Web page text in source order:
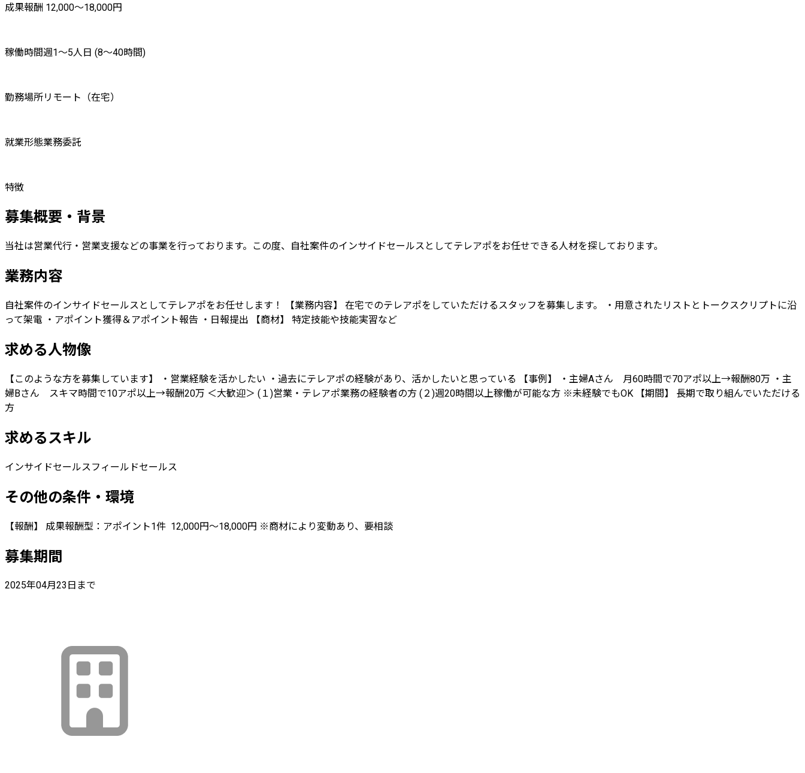
成果報酬 12,000〜18,000円
稼働時間週1〜5人日 (8〜40時間)
勤務場所リモート（在宅）
就業形態業務委託
特徴
募集概要・背景
当社は営業代行・営業支援などの事業を行っております。この度、自社案件のインサイドセールスとしてテレアポをお任せできる人材を探しております。
業務内容
自社案件のインサイドセールスとしてテレアポをお任せします！ 【業務内容】 在宅でのテレアポをしていただけるスタッフを募集します。 ・用意されたリストとトークスクリプトに沿
って架電 ・アポイント獲得＆アポイント報告 ・日報提出 【商材】 特定技能や技能実習など
求める人物像
【このような方を募集しています】 ・営業経験を活かしたい ・過去にテレアポの経験があり、活かしたいと思っている 【事例】 ・主婦Aさん 月60時間で70アポ以上→報酬80万 ・主
婦Bさん スキマ時間で10アポ以上→報酬20万 ＜大歓迎＞ (１)営業・テレアポ業務の経験者の方 (２)週20時間以上稼働が可能な方 ※未経験でもOK 【期間】 長期で取り組んでいただける
方
求めるスキル
インサイドセールス フィールドセールス
その他の条件・環境
【報酬】 成果報酬型：アポイント1件 12,000円～18,000円 ※商材により変動あり、要相談
募集期間
2025年04月23日まで